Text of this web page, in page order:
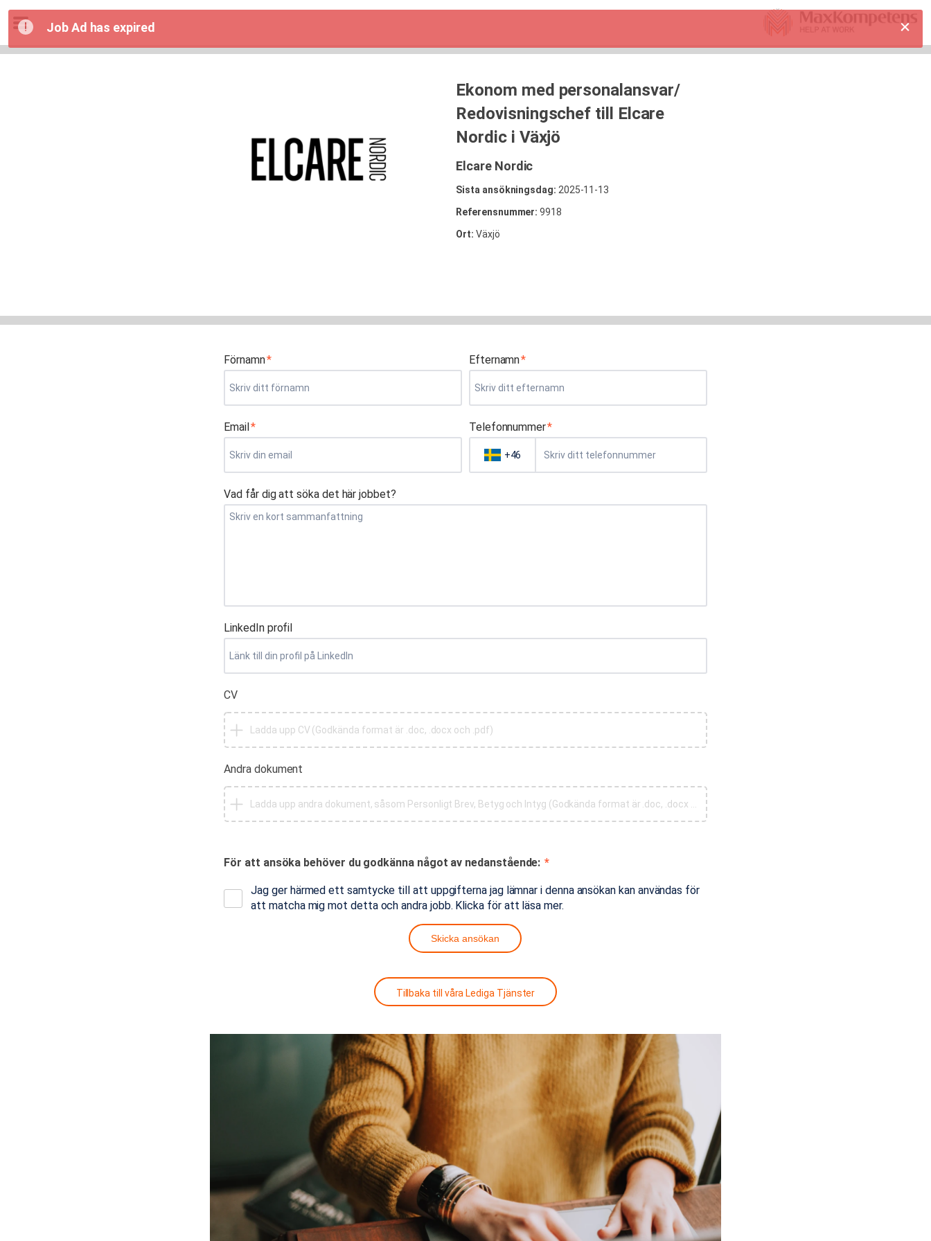
Job Ad has expired
Ekonom med personalansvar/
Redovisningschef till Elcare
Nordic i Växjö
Elcare Nordic
Sista ansökningsdag: 2025-11-13
Referensnummer: 9918
Ort: Växjö
Förnamn* Efternamn*
Email*
+46
Telefonnummer*
Vad får dig att söka det här jobbet?
LinkedIn profil
CV
Ladda upp CV (Godkända format är .doc, .docx och .pdf)
Andra dokument
För att ansöka behöver du godkänna något av nedanstående: *
Jag ger härmed ett samtycke till att uppgifterna jag lämnar i denna ansökan kan användas för
att matcha mig mot detta och andra jobb. Klicka för att läsa mer.
Skicka ansökan
Tillbaka till våra Lediga Tjänster